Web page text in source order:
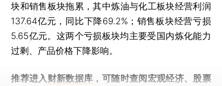
块和销售板块拖累，其中炼油与化工板块经营利润
137.64亿元，同比下降69.2%；销售板块经营亏损
5.65亿元。这两个亏损板块均主要受国内炼化能力
过剩、产品价格下降影响。
推荐进入 财新数据库 ，可随时查阅宏观经济、股票